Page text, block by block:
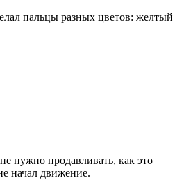
пальцы разных цветов: желтый
нужно продавливать, как это
начал движение.